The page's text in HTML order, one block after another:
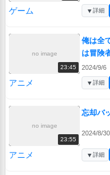
ゲーム ▼詳細
no image
23:45
俺は全
は冒険
パリイ
2024/9/6
アニメ ▼詳細
no image
23:55
忘却バ
2024/8/30
アニメ ▼詳細